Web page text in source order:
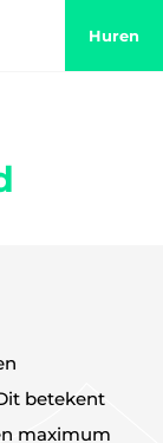
Huren
betekent
maximum